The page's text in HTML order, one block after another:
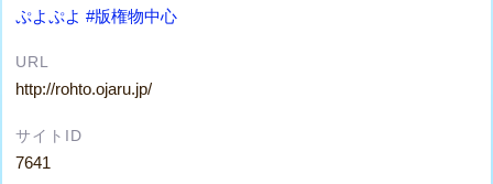
ぷよぷよ #版権物中心
URL
http://rohto.ojaru.jp/
サイトID
7641